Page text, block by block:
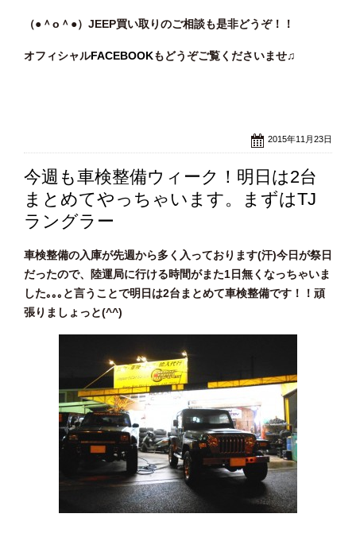
（●＾o ＾●）JEEP買い取りのご相談も是非どうぞ！！
オフィシャルFACEBOOKもどうぞご覧くださいませ♫
2015年11月23日
今週も車検整備ウィーク！明日は2台
まとめてやっちゃいます。まずはTJ
ラングラー
車検整備の入庫が先週から多く入っております(汗)今日が祭日
だったので、陸運局に行ける時間がまた1日無くなっちゃいま
した｡｡｡と言うことで明日は2台まとめて車検整備です！！頑
張りましょっと(^^)